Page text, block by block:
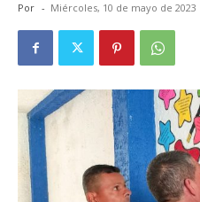
Por - Miércoles, 10 de mayo de 2023